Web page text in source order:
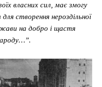
власних сил, має змогу
для створення нероздільної
на добро і щастя